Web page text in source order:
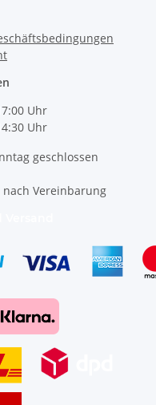
Uhr
Uhr
geschlossen
Vereinbarung